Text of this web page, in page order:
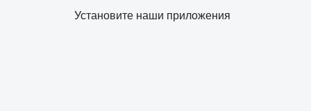
Установите наши приложения